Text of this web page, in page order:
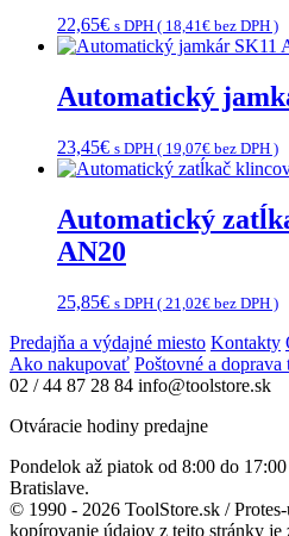
22,65€ s DPH ( 18,41€ bez DPH )
Automatický
23,45€ s DPH ( 19,07€ bez DPH )
Automatický
AN20
25,85€ s DPH ( 21,02€ bez DPH )
Predajňa a výdajné miesto Kontakty
Ako nakupovať Poštovné a doprava
02 / 44 87 28 84 info@toolstore.sk
Otváracie hodiny predajne
Pondelok až piatok od 8:00 do 17:00
Bratislave.
© 1990 - 2026 ToolStore.sk /
kopírovanie údajov z tejto stránky je